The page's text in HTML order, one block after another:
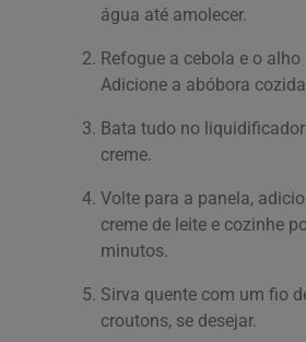
água até amolecer.
Refogue a cebola e o
Adicione a abóbora
Bata tudo no
creme.
Volte para a panela,
creme de leite e cozinhe
minutos.
Sirva quente com um fio
croutons, se desejar.